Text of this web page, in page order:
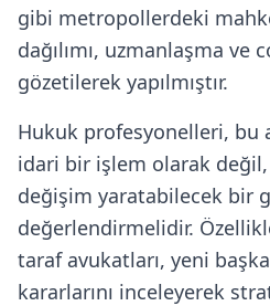
gibi metropollerdeki
dağılımı, uzmanlaşma ve
gözetilerek yapılmıştır.
Hukuk profesyonelleri, bu
idari bir işlem olarak
değişim yaratabilecek bir
değerlendirmelidir.
taraf avukatları, yeni
kararlarını inceleyerek